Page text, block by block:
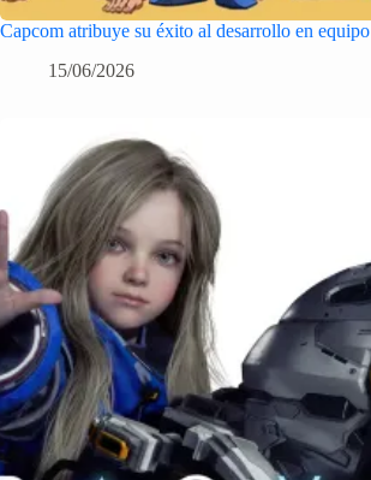
Capcom atribuye su éxito al desarrollo en equipo
15/06/2026